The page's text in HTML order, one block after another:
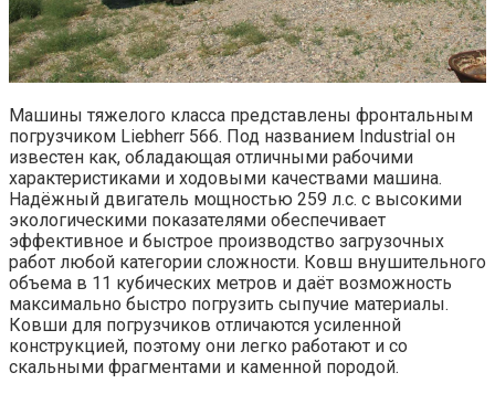
Машины тяжелого класса представлены фронтальным
погрузчиком Liebherr 566. Под названием Industrial он
известен как, обладающая отличными рабочими
характеристиками и ходовыми качествами машина.
Надёжный двигатель мощностью 259 л.с. с высокими
экологическими показателями обеспечивает
эффективное и быстрое производство загрузочных
работ любой категории сложности. Ковш внушительного
объема в 11 кубических метров и даёт возможность
максимально быстро погрузить сыпучие материалы.
Ковши для погрузчиков отличаются усиленной
конструкцией, поэтому они легко работают и со
скальными фрагментами и каменной породой.